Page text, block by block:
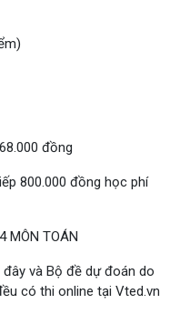
đồng
800.000 đồng học phí
MÔN TOÁN
và Bộ đề dự đoán do
có thi online tại Vted.vn